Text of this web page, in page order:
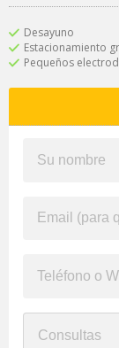
Desayuno
Estacionamiento
Pequeños